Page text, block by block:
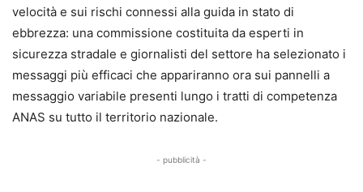
velocità e sui rischi connessi alla guida in stato di
ebbrezza: una commissione costituita da esperti in
sicurezza stradale e giornalisti del settore ha selezionato i
messaggi più efficaci che appariranno ora sui pannelli a
messaggio variabile presenti lungo i tratti di competenza
ANAS su tutto il territorio nazionale.
- pubblicità -